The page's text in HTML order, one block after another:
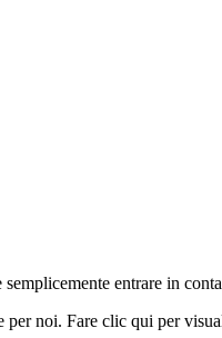
entrare in
per noi. Fare clic qui per